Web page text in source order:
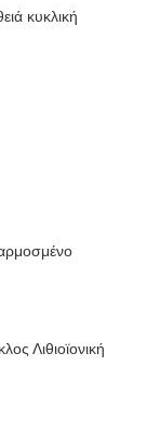
κυκλική
Λιθιοϊονική